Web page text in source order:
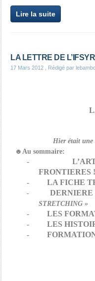
Lire la suite
LA LETTRE DE
17 Mars 2012 , Rédigé par
Hier était une
☻Au sommaire:
-
FRONTIERES !
-
LA FICHE
-
STRETCHING »
- LES
-
LES
-